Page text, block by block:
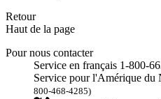
Retour
Haut de la page
Pour nous contacter
Service en français 1-800-
Service pour l'Amérique
800-468-4285)